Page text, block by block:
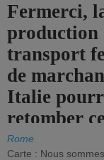
Fermerci,
production
transport
de
Italie
retomber
aux
Rome
Carte : Nous